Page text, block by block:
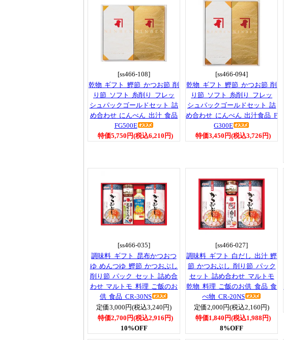
[ss466-108]
乾物 ギフト 鰹節 かつお節 削
り節 ソフト 糸削り フレッ
シュパックゴールドセット 詰
め合わせ にんべん 出汁 食品
FG500E
特価5,750円(税込6,210円)
[ss466-094]
乾物 ギフト 鰹節 かつお節 削
り節 ソフト 糸削り フレッ
シュパックゴールドセット 詰
め合わせ にんべん 出汁食品 F
G300E
特価3,450円(税込3,726円)
[ss466-035]
調味料 ギフト 昆布かつおつ
ゆ めんつゆ 鰹節 かつおぶし
削り節 パック セット 詰め合
わせ マルトモ 料理 ご飯のお
供 食品 CR-30NS
定価3,000円(税込3,240円)
特価2,700円(税込2,916円)
10%OFF
[ss466-027]
調味料 ギフト 白だし 出汁 鰹
節 かつおぶし 削り節 パック
セット 詰め合わせ マルトモ
乾物 料理 ご飯のお供 食品 食
べ物 CR-20NS
定価2,000円(税込2,160円)
特価1,840円(税込1,988円)
8%OFF